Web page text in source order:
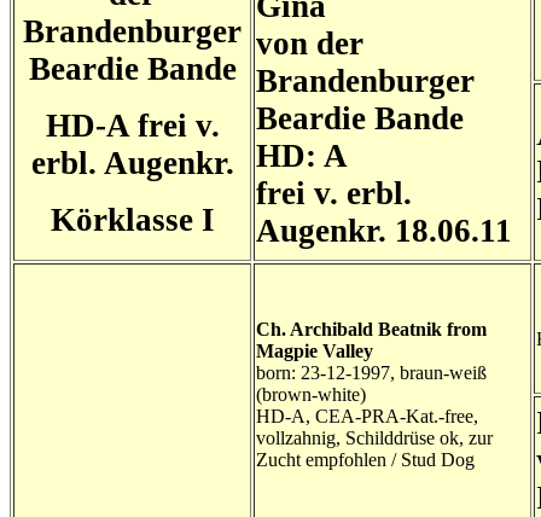
Brandenburger
Beardie Bande
HD-A frei v.
erbl. Augenkr.
Körklasse I
von der
Brandenburger
Beardie Bande
HD: A
frei v. erbl.
Augenkr. 18.06.11
Ch. Archibald Beatnik from
Magpie Valley
born: 23-12-1997, braun-weiß
(brown-white)
HD-A, CEA-PRA-Kat.-free,
vollzahnig, Schilddrüse ok, zur
Zucht empfohlen / Stud Dog